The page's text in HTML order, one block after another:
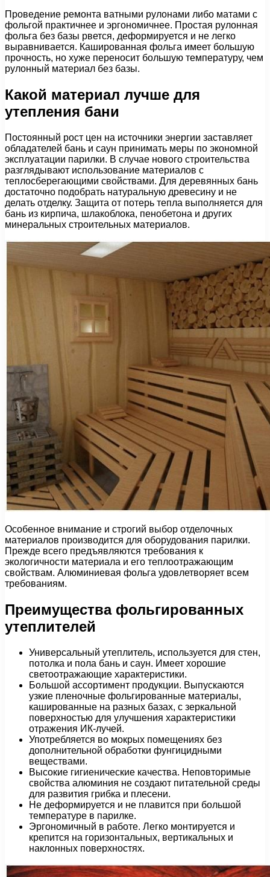
Проведение ремонта ватными рулонами либо матами с
фольгой практичнее и эргономичнее. Простая рулонная
фольга без базы рвется, деформируется и не легко
выравнивается. Кашированная фольга имеет большую
прочность, но хуже переносит большую температуру, чем
рулонный материал без базы.
Какой материал лучше для
утепления бани
Постоянный рост цен на источники энергии заставляет
обладателей бань и саун принимать меры по экономной
эксплуатации парилки. В случае нового строительства
разглядывают использование материалов с
теплосберегающими свойствами. Для деревянных бань
достаточно подобрать натуральную древесину и не
делать отделку. Защита от потерь тепла выполняется для
бань из кирпича, шлакоблока, пенобетона и других
минеральных строительных материалов.
Особенное внимание и строгий выбор отделочных
материалов производится для оборудования парилки.
Прежде всего предъявляются требования к
экологичности материала и его теплоотражающим
свойствам. Алюминиевая фольга удовлетворяет всем
требованиям.
Преимущества фольгированных
утеплителей
Универсальный утеплитель, используется для стен,
потолка и пола бань и саун. Имеет хорошие
светоотражающие характеристики.
Большой ассортимент продукции. Выпускаются
узкие пленочные фольгированные материалы,
кашированные на разных базах, с зеркальной
поверхностью для улучшения характеристики
отражения ИК-лучей.
Употребляется во мокрых помещениях без
дополнительной обработки фунгицидными
веществами.
Высокие гигиенические качества. Неповторимые
свойства алюминия не создают питательной среды
для развития грибка и плесени.
Не деформируется и не плавится при большой
температуре в парилке.
Эргономичный в работе. Легко монтируется и
крепится на горизонтальных, вертикальных и
наклонных поверхностях.